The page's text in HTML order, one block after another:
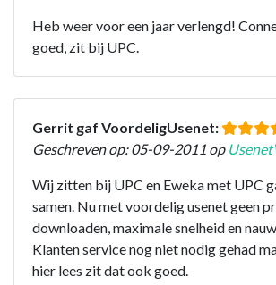
Heb weer voor een jaar verlengd!
goed, zit bij UPC.
Gerrit gaf VoordeligUsenet:
Geschreven op: 05-09-2011 op
Wij zitten bij UPC en Eweka met UPC
samen. Nu met voordelig usenet geen
downloaden, maximale snelheid en
Klanten service nog niet nodig gehad
hier lees zit dat ook goed.